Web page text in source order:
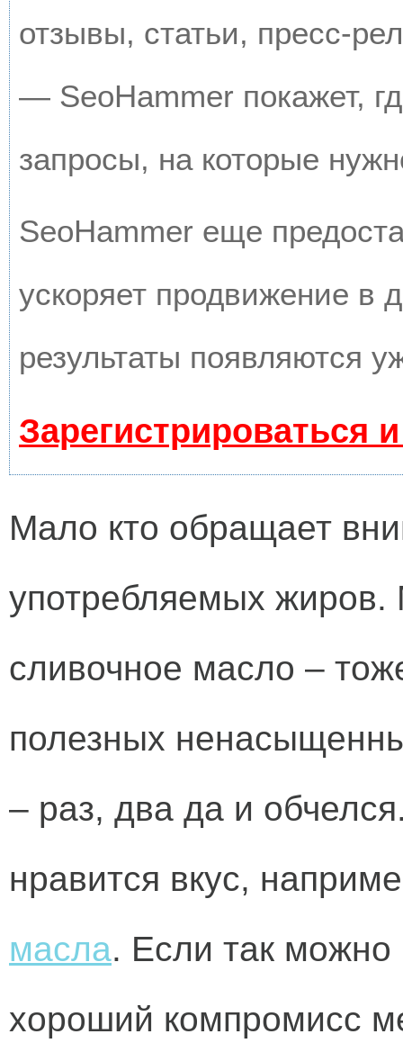
отзывы, статьи, пресс-
— SeoHammer покажет,
запросы, на которые
SeoHammer еще
ускоряет продвижение в
результаты появляются
Зарегистрироваться
Мало кто обращает
употребляемых
сливочное масло –
полезных
– раз, два да и
нравится вкус,
масла. Если так можно
хороший компромисс